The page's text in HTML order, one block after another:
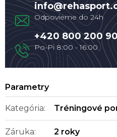
info@
+420 800 200
Kategória: Tréningové
Záruka: 2 roky